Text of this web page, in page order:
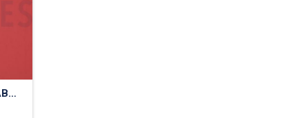
TASLAN WASSERABWEISEND